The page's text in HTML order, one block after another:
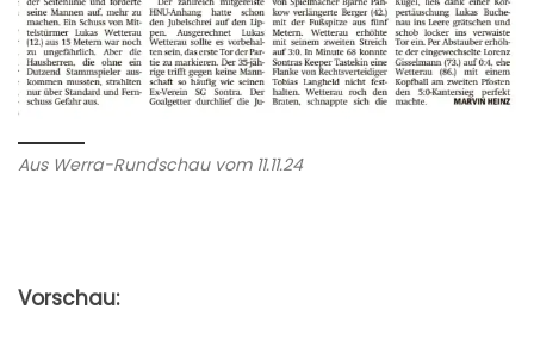
Aus Werra-Rundschau vom 11.11.24
Vorschau: